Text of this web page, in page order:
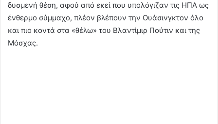
δυσμενή θέση, αφού από εκεί που υπολόγιζαν τις ΗΠΑ ως
ένθερμο σύμμαχο, πλέον βλέπουν την Ουάσινγκτον όλο
και πιο κοντά στα «θέλω» του Βλαντίμιρ Πούτιν και της
Μόσχας.